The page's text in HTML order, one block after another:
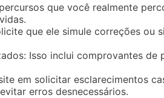
que você realmente
que ele simule correções ou
Isso inclui comprovantes
em solicitar esclarecimentos
erros desnecessários.